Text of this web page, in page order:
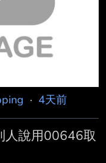
嗎
· 4天前
人說用00646取